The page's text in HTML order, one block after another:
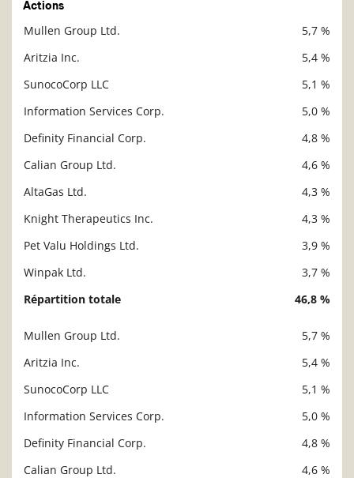
Actions
Mullen Group Ltd.
5,7 %
Aritzia Inc.
5,4 %
SunocoCorp LLC
5,1 %
Information Services Corp.
5,0 %
Definity Financial Corp.
4,8 %
Calian Group Ltd.
4,6 %
AltaGas Ltd.
4,3 %
Knight Therapeutics Inc.
4,3 %
Pet Valu Holdings Ltd.
3,9 %
Winpak Ltd.
3,7 %
Répartition totale
46,8 %
Mullen Group Ltd.
5,7 %
Aritzia Inc.
5,4 %
SunocoCorp LLC
5,1 %
Information Services Corp.
5,0 %
Definity Financial Corp.
4,8 %
Calian Group Ltd.
4,6 %